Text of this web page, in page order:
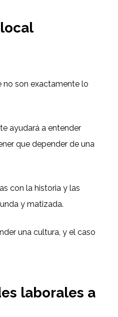
no son exactamente lo
ayudará a entender
que depender de una
con la historia y las
y matizada.
una cultura, y el caso
laborales a